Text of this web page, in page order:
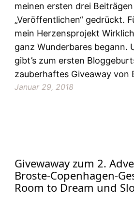
meinen ersten drei
„Veröffentlichen“ gedrückt.
mein Herzensprojekt
ganz Wunderbares begann.
gibt’s zum ersten
zauberhaftes Giveaway von
Januar 29, 2018
Givewaway zum 2.
Broste-Copenhagen-
Room to Dream und